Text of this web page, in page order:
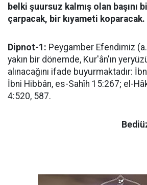
belki şuursuz kalmış olan başını
çarpacak, bir kıyameti koparacak.
Dipnot-1: Peygamber Efendimiz
yakın bir dönemde, Kur'ân'ın
alınacağını ifade buyurmaktadır:
İbni Hibbân, es-Sahîh 15:267; el-
4:520, 587.